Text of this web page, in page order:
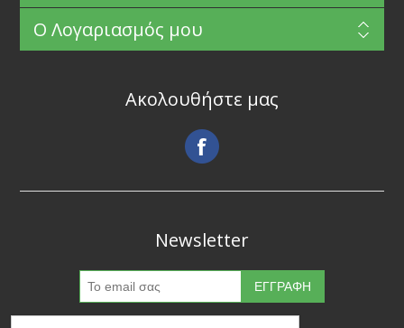
Ο Λογαριασμός μου
Ακολουθήστε μας
Newsletter